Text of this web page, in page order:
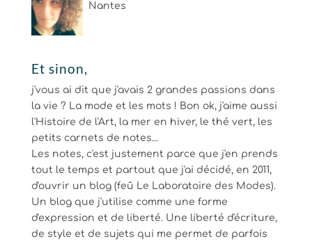
Nantes
Et sinon,
j'vous ai dit que j'avais 2 grandes passions dans
la vie ? La mode et les mots ! Bon ok, j'aime aussi
l'Histoire de l'Art, la mer en hiver, le thé vert, les
petits carnets de notes...
Les notes, c'est justement parce que j'en prends
tout le temps et partout que j'ai décidé, en 2011,
d'ouvrir un blog (feû Le Laboratoire des Modes).
Un blog que j'utilise comme une forme
d'expression et de liberté. Une liberté d'écriture,
de style et de sujets qui me permet de parfois